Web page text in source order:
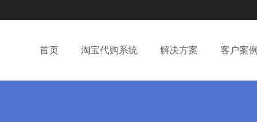
首页 淘宝代购系统 解决方案 客户案例